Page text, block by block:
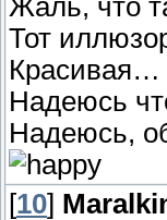
Жаль, что
Тот
Красивая…
Надеюсь
Надеюсь,
[10]